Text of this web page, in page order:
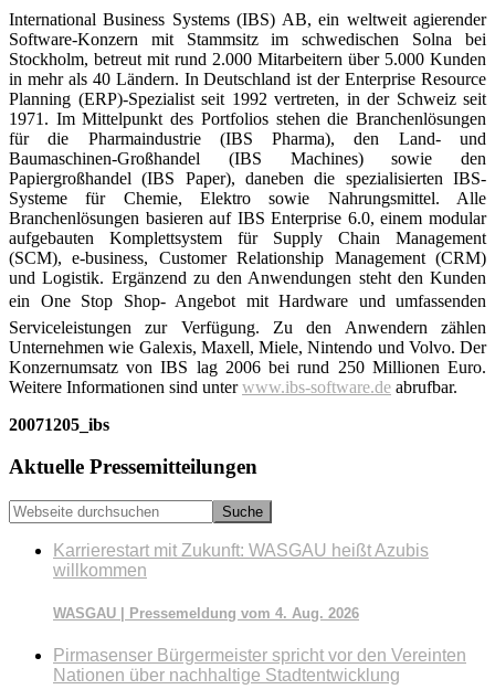
International Business Systems (IBS) AB, ein weltweit agierender
Software-Konzern mit Stammsitz im schwedischen Solna bei
Stockholm, betreut mit rund 2.000 Mitarbeitern über 5.000 Kunden
in mehr als 40 Ländern. In Deutschland ist der Enterprise Resource
Planning (ERP)-Spezialist seit 1992 vertreten, in der Schweiz seit
1971. Im Mittelpunkt des Portfolios stehen die Branchenlösungen
für die Pharmaindustrie (IBS Pharma), den Land- und
Baumaschinen-Großhandel (IBS Machines) sowie den
Papiergroßhandel (IBS Paper), daneben die spezialisierten IBS-
Systeme für Chemie, Elektro sowie Nahrungsmittel. Alle
Branchenlösungen basieren auf IBS Enterprise 6.0, einem modular
aufgebauten Komplettsystem für Supply Chain Management
(SCM), e-business, Customer Relationship Management (CRM)
und Logistik. Ergänzend zu den Anwendungen steht den Kunden
ein One Stop Shop- Angebot mit Hardware und umfassenden
Serviceleistungen zur Verfügung. Zu den Anwendern zählen
Unternehmen wie Galexis, Maxell, Miele, Nintendo und Volvo. Der
Konzernumsatz von IBS lag 2006 bei rund 250 Millionen Euro.
Weitere Informationen sind unterwww.ibs-software.de abrufbar.
20071205_ibs
Seitenspalte
Aktuelle Pressemitteilungen
Webseite
durchsuchen
Karrierestart mit Zukunft: WASGAU heißt Azubis
willkommen
WASGAU | Pressemeldung vom 4. Aug. 2026
Pirmasenser Bürgermeister spricht vor den Vereinten
Nationen über nachhaltige Stadtentwicklung